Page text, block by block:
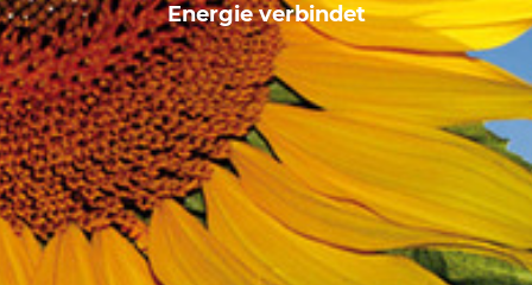
Energie verbindet